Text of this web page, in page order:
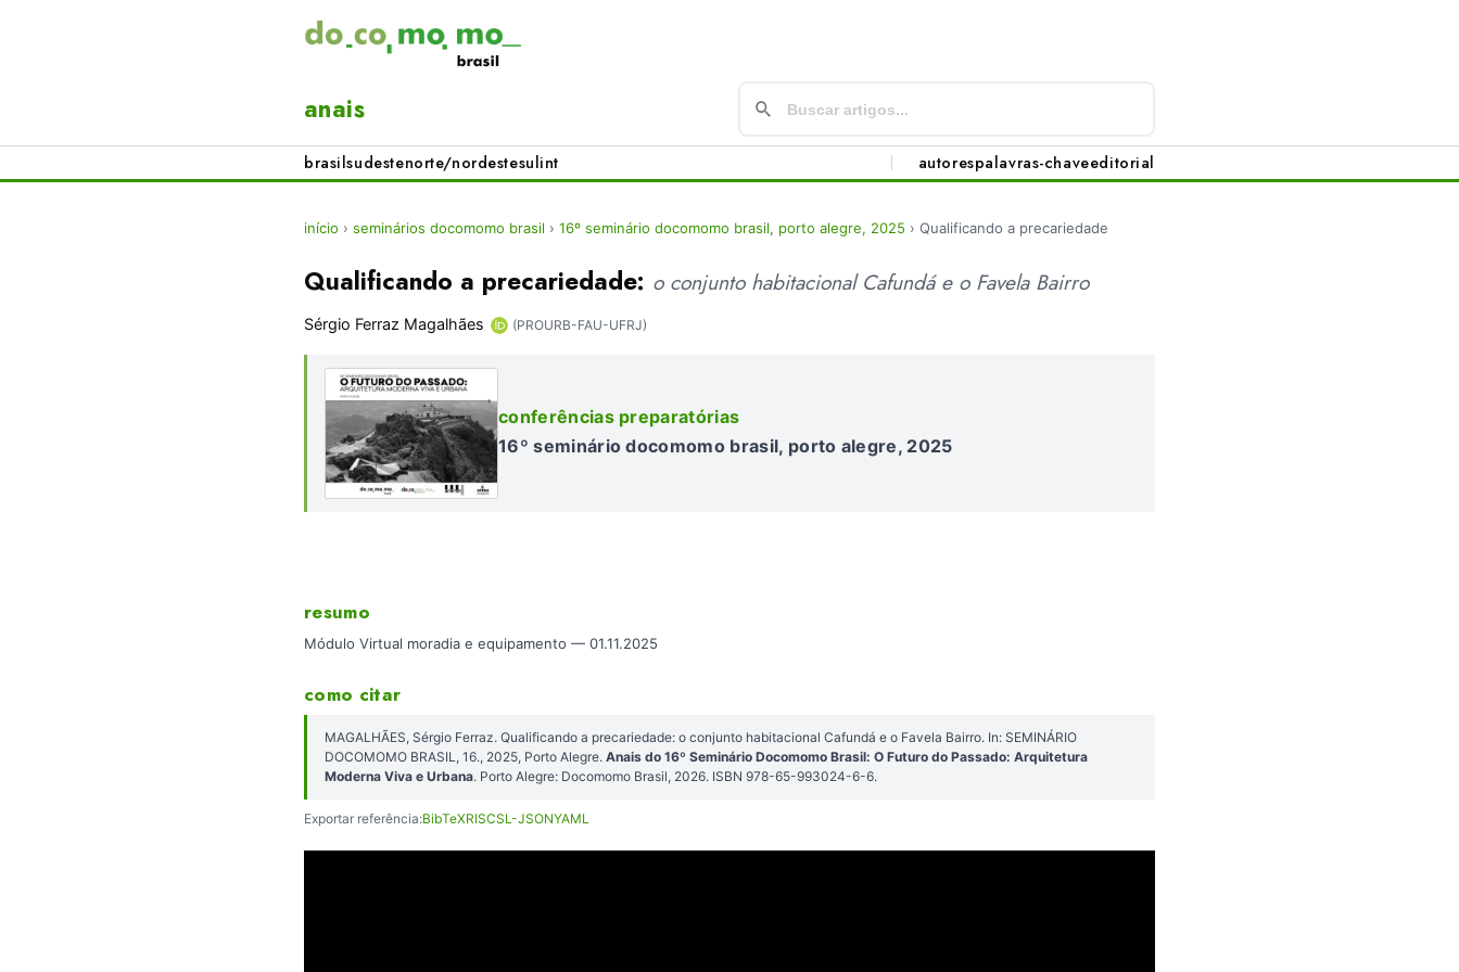
anais
brasilsudestenorte/nordestesulint autorespalavras-chaveeditorial
início › seminários docomomo brasil › 16º seminário docomomo brasil, porto alegre, 2025 › Qualificando a precariedade
Qualificando a precariedade: o conjunto habitacional Cafundá e o Favela Bairro
Sérgio Ferraz Magalhães (PROURB-FAU-UFRJ)
conferências preparatórias
16º seminário docomomo brasil, porto alegre, 2025
resumo
Módulo Virtual moradia e equipamento — 01.11.2025
como citar
MAGALHÃES, Sérgio Ferraz. Qualificando a precariedade: o conjunto habitacional Cafundá e o Favela Bairro. In: SEMINÁRIO
DOCOMOMO BRASIL, 16., 2025, Porto Alegre. Anais do 16º Seminário Docomomo Brasil: O Futuro do Passado: Arquitetura
Moderna Viva e Urbana. Porto Alegre: Docomomo Brasil, 2026. ISBN 978-65-993024-6-6.
Exportar referência:BibTeXRISCSL-JSONYAML